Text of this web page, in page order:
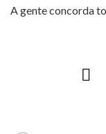
A gente concorda